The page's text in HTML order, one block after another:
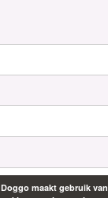
Doggo maakt gebruik van